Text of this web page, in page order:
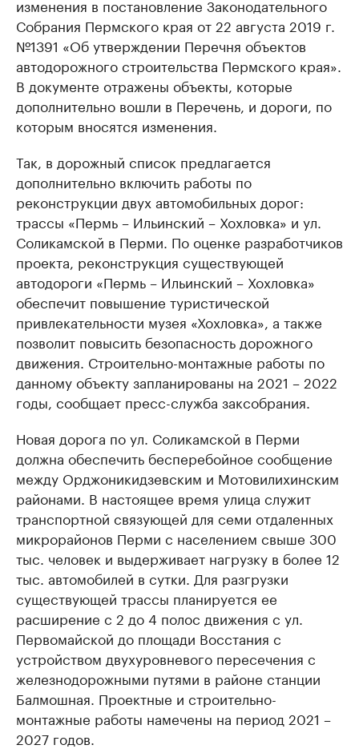
изменения в постановление Законодательного
Собрания Пермского края от 22 августа 2019 г.
№1391 «Об утверждении Перечня объектов
автодорожного строительства Пермского края».
В документе отражены объекты, которые
дополнительно вошли в Перечень, и дороги, по
которым вносятся изменения.
Так, в дорожный список предлагается
дополнительно включить работы по
реконструкции двух автомобильных дорог:
трассы «Пермь – Ильинский – Хохловка» и ул.
Соликамской в Перми. По оценке разработчиков
проекта, реконструкция существующей
автодороги «Пермь – Ильинский – Хохловка»
обеспечит повышение туристической
привлекательности музея «Хохловка», а также
позволит повысить безопасность дорожного
движения. Строительно-монтажные работы по
данному объекту запланированы на 2021 – 2022
годы, сообщает пресс-служба заксобрания.
Новая дорога по ул. Соликамской в Перми
должна обеспечить бесперебойное сообщение
между Орджоникидзевским и Мотовилихинским
районами. В настоящее время улица служит
транспортной связующей для семи отдаленных
микрорайонов Перми с населением свыше 300
тыс. человек и выдерживает нагрузку в более 12
тыс. автомобилей в сутки. Для разгрузки
существующей трассы планируется ее
расширение с 2 до 4 полос движения с ул.
Первомайской до площади Восстания с
устройством двухуровневого пересечения с
железнодорожными путями в районе станции
Балмошная. Проектные и строительно-
монтажные работы намечены на период 2021 –
2027 годов.